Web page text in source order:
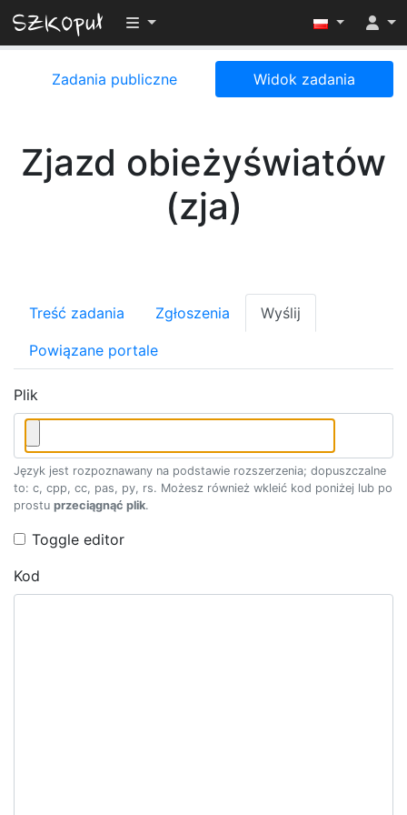
Przełącz widoczność menu
Zadania publiczne Widok zadania
Zjazd obieżyświatów
(zja)
Treść zadania Zgłoszenia Wyślij
Powiązane portale
Plik
Język jest rozpoznawany na podstawie rozszerzenia; dopuszczalne
to: c, cpp, cc, pas, py, rs. Możesz również wkleić kod poniżej lub po
prostu przeciągnąć plik.
Toggle editor
Kod